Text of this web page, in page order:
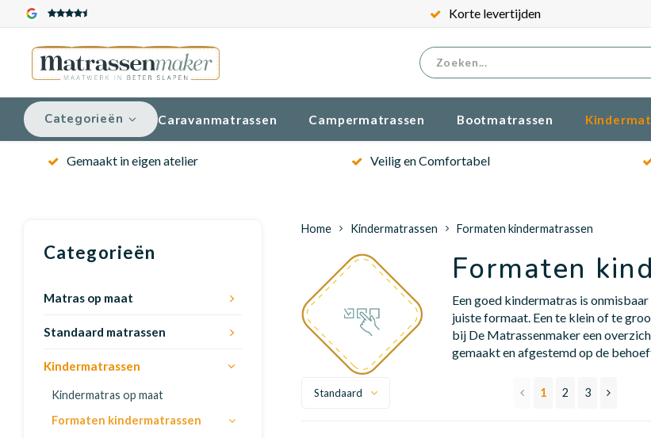
Gratis verzenden
Categorieën Caravanmatrassen Campermatrassen Bootmatrassen
Gemaakt in eigen atelier Veilig en Comfortabel
Categorieën
Matras op maat
Standaard matrassen
Kindermatrassen
Kindermatras op maat
Formaten kindermatrassen
Home Kindermatrassen Formaten kindermatrassen
Formaten
Een goed kindermatras is
juiste formaat. Een te klein of te
bij De Matrassenmaker een
gemaakt en afgestemd op de
Standaard 1 2 3